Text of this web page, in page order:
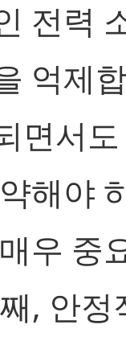
전력
억제
면서
해야
우 중
, 안정